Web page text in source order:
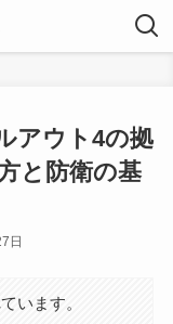
アウト4の拠
と防衛の基
日
います。